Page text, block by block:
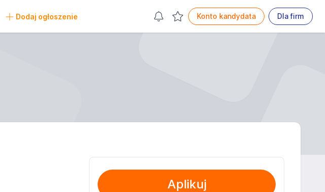
Dodaj ogłoszenie Konto kandydata Dla firm
Aplikuj